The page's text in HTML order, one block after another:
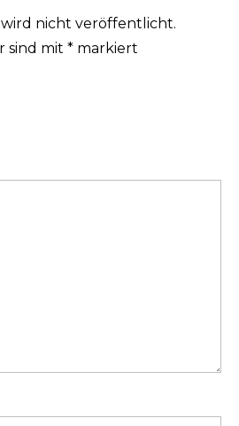
wird nicht veröffentlicht.
sind mit * markiert